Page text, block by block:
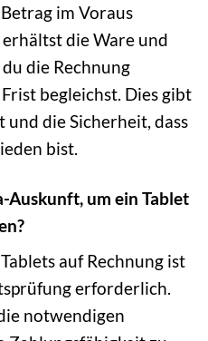
im Voraus
erhältst die Ware und
die Rechnung
begleichst. Dies gibt
die Sicherheit, dass
bist.
Auskunft, um ein Tablet
auf Rechnung ist
erforderlich.
notwendigen